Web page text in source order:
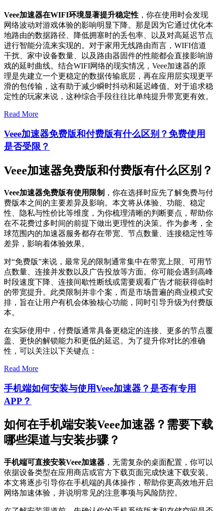
Veee加速器在WIFI环境显著提升稳定性 ，你在使用时会发现
网络波动对游戏体验的影响明显下降。那是因为它通过优化本
地路由的数据路径、降低拥塞时的丢包率、以及对高延迟节点
进行智能分流来实现的。对于家用无线路由而言，WIFI信道
干扰、家中设备数量、以及路由器固件的性能都会直接影响游
戏的延时曲线。结合WIFI网络的现实情况，Veee加速器的原
理是先建立一个更稳定的数据传输底层，再在应用层实现更平
滑的包传输，这有助于减少瞬时抖动和延迟峰值。对于追求稳
定性的玩家来说，这种综合手段往往比单纯提升带宽更有效。
Read More
Veee加速器免费版和付费版有什么区别？免费使用
是否受限？
Veee加速器免费版和付费版有什么区别？
Veee加速器免费版有使用限制 ，你在选择时应先了解免费与付
费版本之间的主要差异及影响。本文将从体验、功能、稳定
性、隐私与性价比等维度，为你梳理清晰的判断要点，帮助你
在不花费过多时间的前提下做出更理性的决策。作为参考，全
球范围内的加速器服务都存在带宽、节点数量、连接稳定性等
差异，影响着体验效果。
对“免费版”来说，最常见的限制通常集中在带宽上限、可用节
点数量、连接并发数以及广告投放等方面。你可能会遇到高峰
时段速度下降、连接间歇性断线或需要观看广告才能获得临时
的带宽提升。此类限制并非个案，而是市场普遍的商业模式安
排，旨在让用户有机会体验核心功能，同时引导升级为付费版
本。
在实际使用中，付费版通常具备更稳定的连接、更多的节点覆
盖、更快的解锁能力和更低的延迟。为了提升你对比的准确
性，可以关注以下关键点：
Read More
手机端如何安装与使用Veee加速器？是否有专用
APP？
如何在手机端安装Veee加速器？需要下载
哪些渠道与安装步骤？
手机端可直接安装Veee加速器 ，无需复杂的桌面配置，你可以
依据设备类型在应用商店或官方下载页面完成快速下载安装。
本文将逐步引导你在手机端的具体操作，帮助你更高效地开启
网络加速体验，并说明常见的注意事项与风险防控。